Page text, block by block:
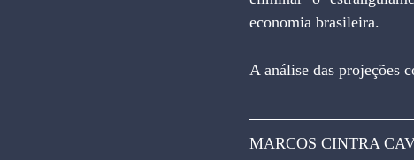
economia brasileira.
A análise das projeções
MARCOS CINTRA